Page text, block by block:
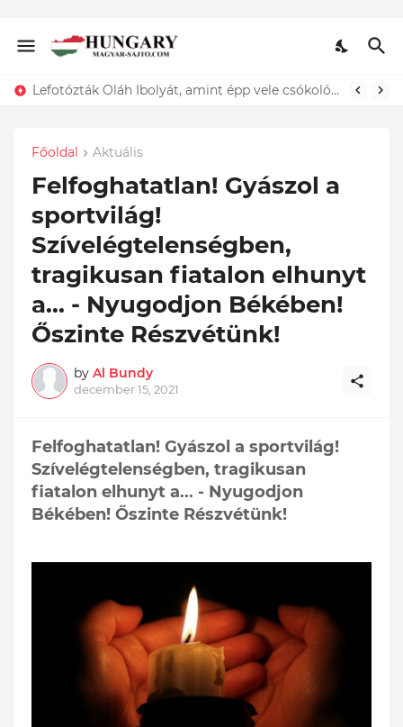
Lefotózták Oláh Ibolyát, amint épp vele csókolózik - EZT nem hiszed el, kinek a karjában kötött ki...ÍME
Főoldal Aktuális
Felfoghatatlan! Gyászol a
sportvilág!
Szívelégtelenségben,
tragikusan fiatalon elhunyt
a... - Nyugodjon Békében!
Őszinte Részvétünk!
by Al Bundy
december 15, 2021
Felfoghatatlan! Gyászol a sportvilág!
Szívelégtelenségben, tragikusan
fiatalon elhunyt a... - Nyugodjon
Békében! Őszinte Részvétünk!